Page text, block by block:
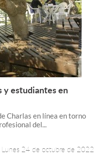
Leer más +
y estudiantes en
Charlas en línea en torno
del...
Lunes 24 de octubre de 2022